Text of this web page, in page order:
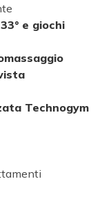
e giochi
Technogym